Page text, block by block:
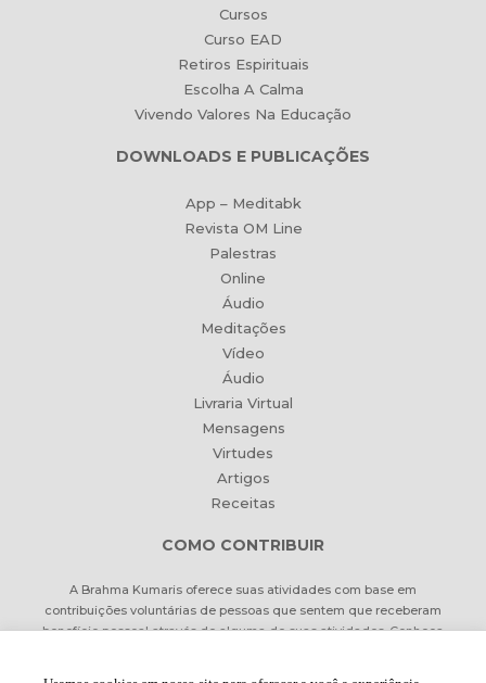
Cursos
Curso EAD
Retiros Espirituais
Escolha A Calma
Vivendo Valores Na Educação
DOWNLOADS E PUBLICAÇÕES
App – Meditabk
Revista OM Line
Palestras
Online
Áudio
Meditações
Vídeo
Áudio
Livraria Virtual
Mensagens
Virtudes
Artigos
Receitas
COMO CONTRIBUIR
A Brahma Kumaris oferece suas atividades com base em
contribuições voluntárias de pessoas que sentem que receberam
benefício pessoal através de alguma de suas atividades. Conheça